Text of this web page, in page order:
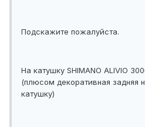
Подскажите пожалуйста.
На катушку SHIMANO ALIVIO
(плюсом декоративная задняя
катушку)